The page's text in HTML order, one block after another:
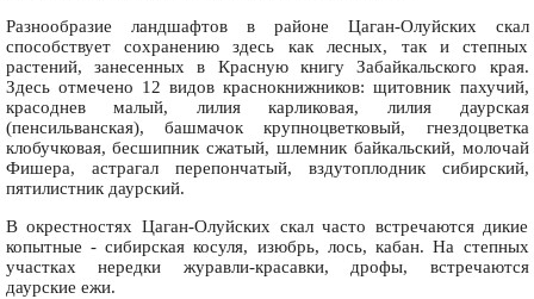
Разнообразие ландшафтов в районе Цаган-Олуйских скал
способствует сохранению здесь как лесных, так и степных
растений, занесенных в Красную книгу Забайкальского края.
Здесь отмечено 12 видов краснокнижников: щитовник пахучий,
красоднев малый, лилия карликовая, лилия даурская
(пенсильванская), башмачок крупноцветковый, гнездоцветка
клобучковая, бесшипник сжатый, шлемник байкальский, молочай
Фишера, астрагал перепончатый, вздутоплодник сибирский,
пятилистник даурский.
В окрестностях Цаган-Олуйских скал часто встречаются дикие
копытные - сибирская косуля, изюбрь, лось, кабан. На степных
участках нередки журавли-красавки, дрофы, встречаются
даурские ежи.